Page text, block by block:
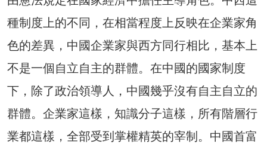
種制度上的不同，在相當程度上反映在企業家角
色的差異，中國企業家與西方同行相比，基本上
不是一個自立自主的群體。在中國的國家制度
下，除了政治領導人，中國幾乎沒有自主自立的
群體。企業家這樣，知識分子這樣，所有階層行
業都這樣，全部受到掌權精英的宰制。中國首富